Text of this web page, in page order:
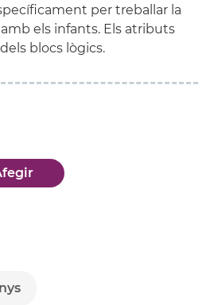
per treballar la
els infants. Els atributs
blocs lògics.